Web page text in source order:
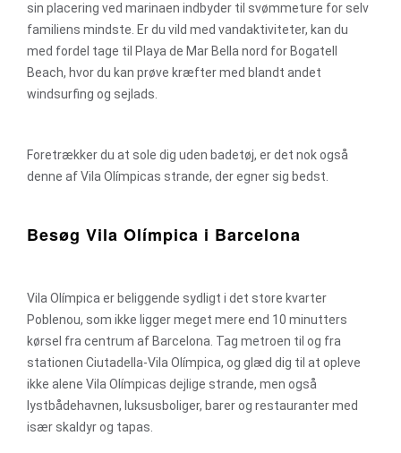
sin placering ved marinaen indbyder til svømmeture for selv
familiens mindste. Er du vild med vandaktiviteter, kan du
med fordel tage til Playa de Mar Bella nord for Bogatell
Beach, hvor du kan prøve kræfter med blandt andet
windsurfing og sejlads.
Foretrækker du at sole dig uden badetøj, er det nok også
denne af Vila Olímpicas strande, der egner sig bedst.
Besøg Vila Olímpica i Barcelona
Vila Olímpica er beliggende sydligt i det store kvarter
Poblenou, som ikke ligger meget mere end 10 minutters
kørsel fra centrum af Barcelona. Tag metroen til og fra
stationen Ciutadella-Vila Olímpica, og glæd dig til at opleve
ikke alene Vila Olímpicas dejlige strande, men også
lystbådehavnen, luksusboliger, barer og restauranter med
især skaldyr og tapas.